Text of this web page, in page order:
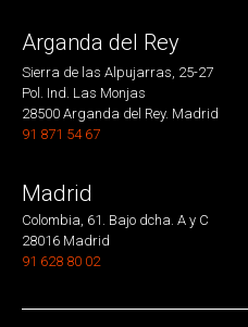
Arganda del Rey
Sierra de las Alpujarras, 25-27
Pol. Ind. Las Monjas
28500 Arganda del Rey. Madrid
91 871 54 67
Madrid
Colombia, 61. Bajo dcha. A y C
28016 Madrid
91 628 80 02